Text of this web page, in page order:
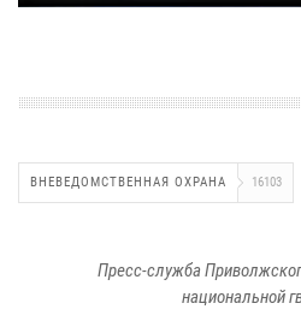
ВНЕВЕДОМСТВЕННАЯ ОХРАНА 16103
Пресс-служба
национальной